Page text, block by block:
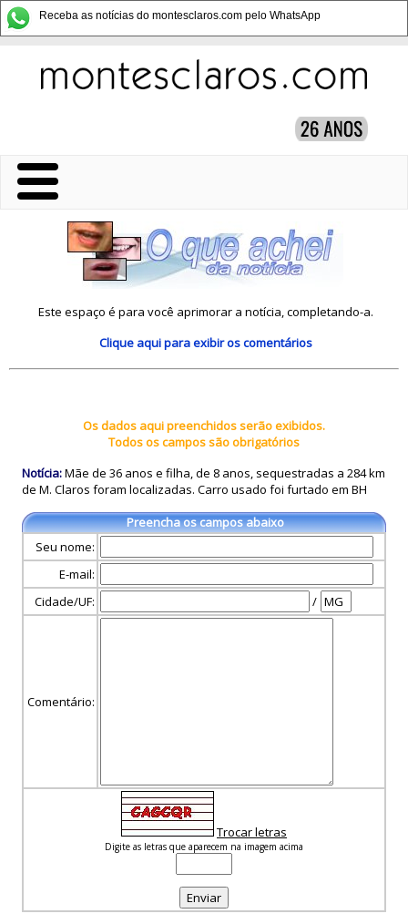
Receba as notícias do montesclaros.com pelo WhatsApp
Este espaço é para você aprimorar a notícia, completando-a.
Clique aquipara exibir os comentários
Os dados aqui preenchidos serão exibidos.
Todos os campos são obrigatórios
Notícia:Mãe de 36 anos e filha, de 8 anos, sequestradas a 284 km
de M. Claros foram localizadas. Carro usado foi furtado em BH
Preencha os campos abaixo
Seu nome:
E-mail:
Cidade/UF:
/
Comentário:
Trocar letras
Digite as letras que aparecem na imagem acima